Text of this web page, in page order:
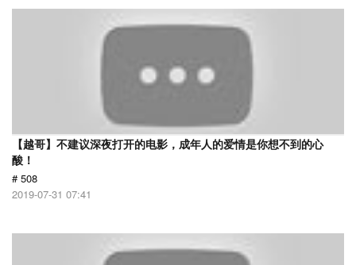
【越哥】不建议深夜打开的电影，成年人的爱情是你想不到的心
酸！
# 508
2019-07-31 07:41